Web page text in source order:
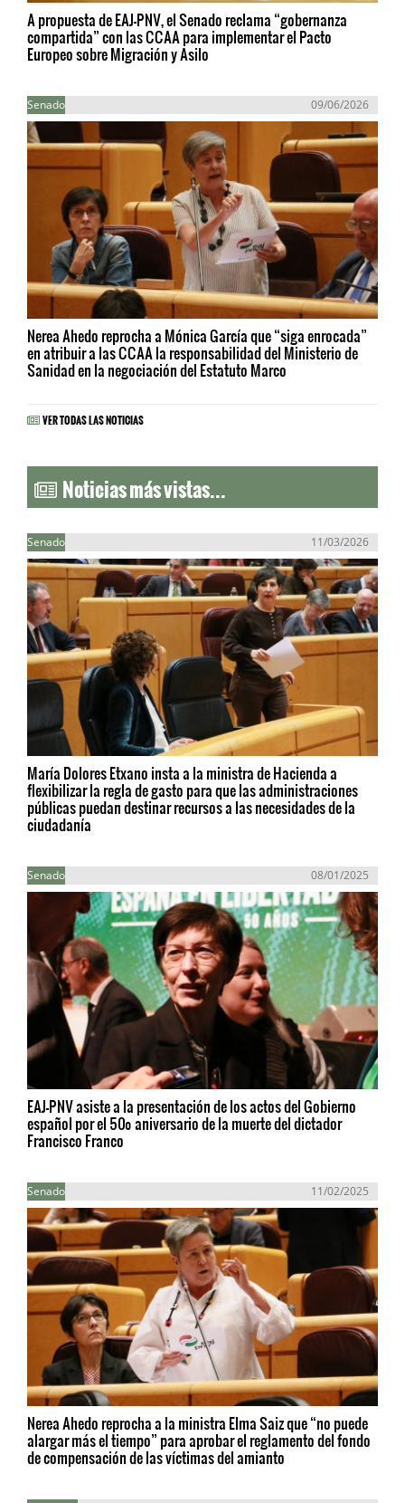
A propuesta de EAJ-PNV, el Senado reclama “gobernanza
compartida” con las CCAA para implementar el Pacto
Europeo sobre Migración y Asilo
Senado 09/06/2026
Nerea Ahedo reprocha a Mónica García que “siga enrocada”
en atribuir a las CCAA la responsabilidad del Ministerio de
Sanidad en la negociación del Estatuto Marco
VER TODAS LAS NOTICIAS
Noticias más vistas...
Senado 11/03/2026
María Dolores Etxano insta a la ministra de Hacienda a
flexibilizar la regla de gasto para que las administraciones
públicas puedan destinar recursos a las necesidades de la
ciudadanía
Senado 08/01/2025
EAJ-PNV asiste a la presentación de los actos del Gobierno
español por el 50º aniversario de la muerte del dictador
Francisco Franco
Senado 11/02/2025
Nerea Ahedo reprocha a la ministra Elma Saiz que “no puede
alargar más el tiempo” para aprobar el reglamento del fondo
de compensación de las víctimas del amianto